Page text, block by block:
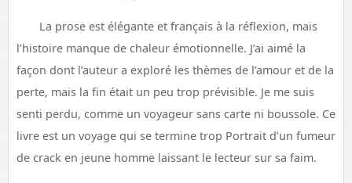
La prose est élégante et français à la réflexion, mais
l’histoire manque de chaleur émotionnelle. J’ai aimé la
façon dont l’auteur a exploré les thèmes de l’amour et de la
perte, mais la fin était un peu trop prévisible. Je me suis
senti perdu, comme un voyageur sans carte ni boussole. Ce
livre est un voyage qui se termine trop Portrait d’un fumeur
de crack en jeune homme laissant le lecteur sur sa faim.